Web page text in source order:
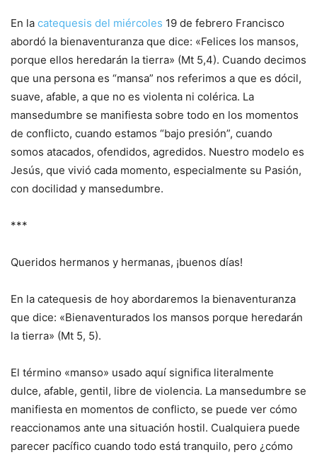
En la catequesis del miércoles 19 de febrero Francisco
abordó la bienaventuranza que dice: «Felices los mansos,
porque ellos heredarán la tierra» (Mt 5,4). Cuando decimos
que una persona es “mansa” nos referimos a que es dócil,
suave, afable, a que no es violenta ni colérica. La
mansedumbre se manifiesta sobre todo en los momentos
de conflicto, cuando estamos “bajo presión”, cuando
somos atacados, ofendidos, agredidos. Nuestro modelo es
Jesús, que vivió cada momento, especialmente su Pasión,
con docilidad y mansedumbre.
***
Queridos hermanos y hermanas, ¡buenos días!
En la catequesis de hoy abordaremos la bienaventuranza
que dice: «Bienaventurados los mansos porque heredarán
la tierra» (Mt 5, 5).
El término «manso» usado aquí significa literalmente
dulce, afable, gentil, libre de violencia. La mansedumbre se
manifiesta en momentos de conflicto, se puede ver cómo
reaccionamos ante una situación hostil. Cualquiera puede
parecer pacífico cuando todo está tranquilo, pero ¿cómo